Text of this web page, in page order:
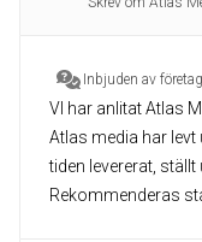
Inbjuden av
VI har anlitat Atlas
Atlas media har
tiden levererat,
Rekommenderas